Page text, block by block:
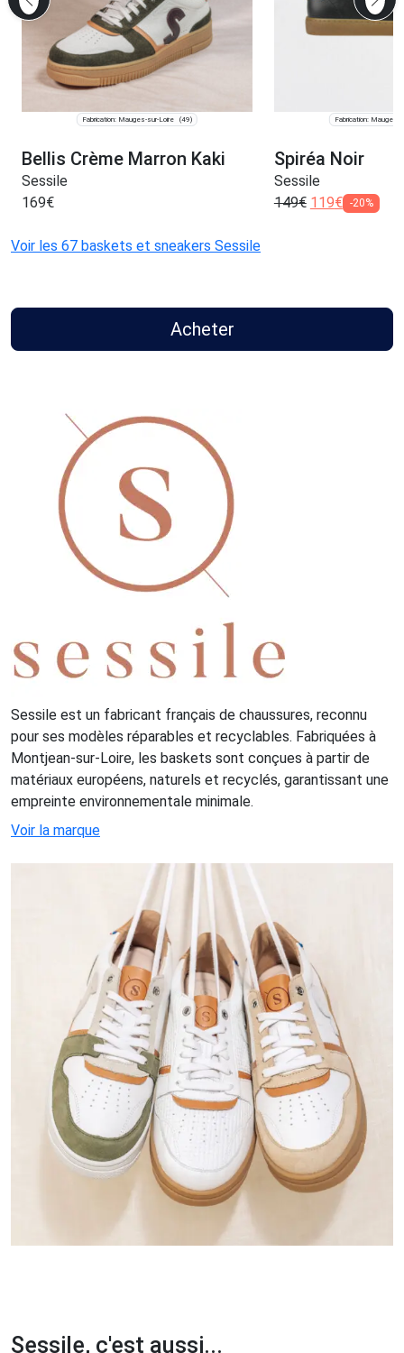
Fabrication: Mauges-sur-Loire (49)
Bellis Crème Marron Kaki
Sessile
169€
Fabrication: Mauges-
Spiréa Noir
Sessile
149€ 119€ -20%
Voir les 67 baskets et sneakers Sessile
Acheter
Sessile est un fabricant français de chaussures, reconnu
pour ses modèles réparables et recyclables. Fabriquées à
Montjean-sur-Loire, les baskets sont conçues à partir de
matériaux européens, naturels et recyclés, garantissant une
empreinte environnementale minimale.
Voir la marque
Sessile, c'est aussi...